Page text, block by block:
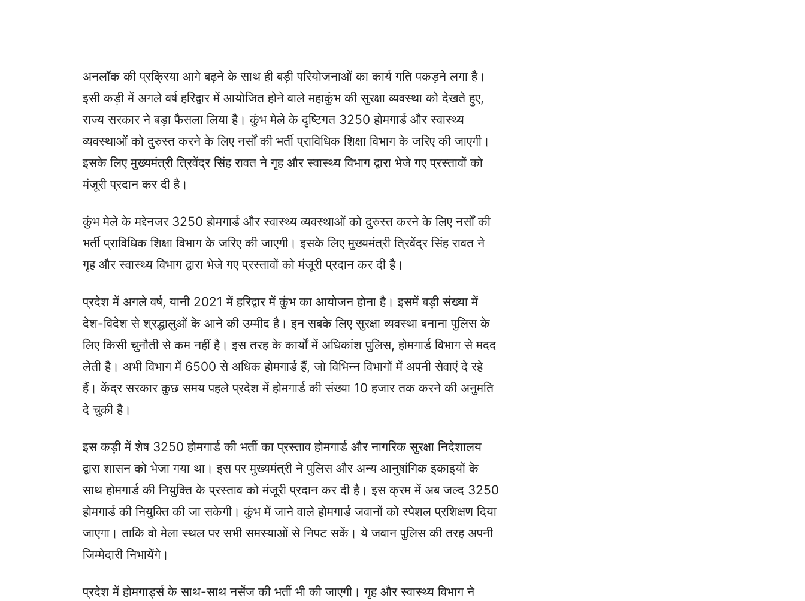
अनलॉक की प्रक्रिया आगे बढ़ने के साथ ही बड़ी परियोजनाओं का कार्य गति पकड़ने लगा है।
इसी कड़ी में अगले वर्ष हरिद्वार में आयोजित होने वाले महाकुंभ की सुरक्षा व्यवस्था को देखते हुए,
राज्य सरकार ने बड़ा फैसला लिया है। कुंभ मेले के दृष्टिगत 3250 होमगार्ड और स्वास्थ्य
व्यवस्थाओं को दुरुस्त करने के लिए नर्सों की भर्ती प्राविधिक शिक्षा विभाग के जरिए की जाएगी।
इसके लिए मुख्यमंत्री त्रिवेंद्र सिंह रावत ने गृह और स्वास्थ्य विभाग द्वारा भेजे गए प्रस्तावों को
मंजूरी प्रदान कर दी है।
कुंभ मेले के मद्देनजर 3250 होमगार्ड और स्वास्थ्य व्यवस्थाओं को दुरुस्त करने के लिए नर्सों की
भर्ती प्राविधिक शिक्षा विभाग के जरिए की जाएगी। इसके लिए मुख्यमंत्री त्रिवेंद्र सिंह रावत ने
गृह और स्वास्थ्य विभाग द्वारा भेजे गए प्रस्तावों को मंजूरी प्रदान कर दी है।
प्रदेश में अगले वर्ष, यानी 2021 में हरिद्वार में कुंभ का आयोजन होना है। इसमें बड़ी संख्या में
देश-विदेश से श्रद्धालुओं के आने की उम्मीद है। इन सबके लिए सुरक्षा व्यवस्था बनाना पुलिस के
लिए किसी चुनौती से कम नहीं है। इस तरह के कार्यों में अधिकांश पुलिस, होमगार्ड विभाग से मदद
लेती है। अभी विभाग में 6500 से अधिक होमगार्ड हैं, जो विभिन्न विभागों में अपनी सेवाएं दे रहे
हैं। केंद्र सरकार कुछ समय पहले प्रदेश में होमगार्ड की संख्या 10 हजार तक करने की अनुमति
दे चुकी है।
इस कड़ी में शेष 3250 होमगार्ड की भर्ती का प्रस्ताव होमगार्ड और नागरिक सुरक्षा निदेशालय
द्वारा शासन को भेजा गया था। इस पर मुख्यमंत्री ने पुलिस और अन्य आनुषांगिक इकाइयों के
साथ होमगार्ड की नियुक्ति के प्रस्ताव को मंजूरी प्रदान कर दी है। इस क्रम में अब जल्द 3250
होमगार्ड की नियुक्ति की जा सकेगी। कुंभ में जाने वाले होमगार्ड जवानों को स्पेशल प्रशिक्षण दिया
जाएगा। ताकि वो मेला स्थल पर सभी समस्याओं से निपट सकें। ये जवान पुलिस की तरह अपनी
जिम्मेदारी निभायेंगे।
प्रदेश में होमगार्ड्स के साथ-साथ नर्सेज की भर्ती भी की जाएगी। गृह और स्वास्थ्य विभाग ने